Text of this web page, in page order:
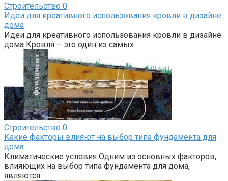
Строительство 0
Идеи для креативного использования кровли в дизайне
дома
Идеи для креативного использования кровли в дизайне
дома Кровля – это один из самых
Строительство 0
Какие факторы влияют на выбор типа фундамента для
дома
Климатические условия Одним из основных факторов,
влияющих на выбор типа фундамента для дома,
являются